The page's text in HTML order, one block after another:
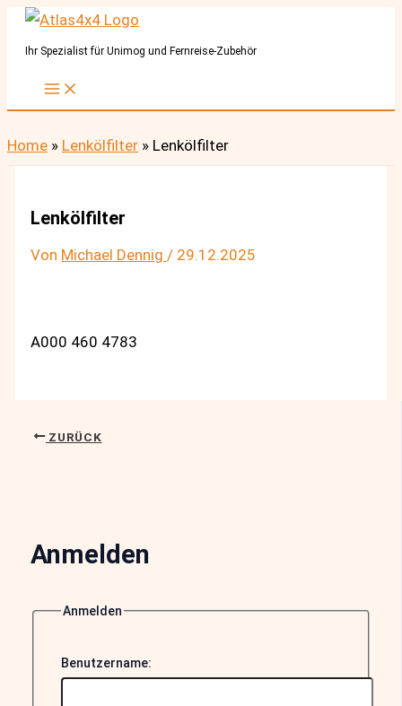
Zum
InhaltIhr Spezialist für Unimog und Fernreise-Zubehör
Home » Lenkölfilter » Lenkölfilter
Lenkölfilter
Von Michael Dennig/ 29.12.2025
A000 460 4783
ZURÜCK
Anmelden
Anmelden
Benutzername: